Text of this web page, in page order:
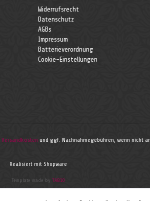
Widerrufsrecht
Datenschutz
AGBs
Impressum
Batterieverordnung
Cookie-Einstellungen
Versandkosten und ggf. Nachnahmegebühren, wenn nicht
Realisiert mit Shopware
Template made by TAB10